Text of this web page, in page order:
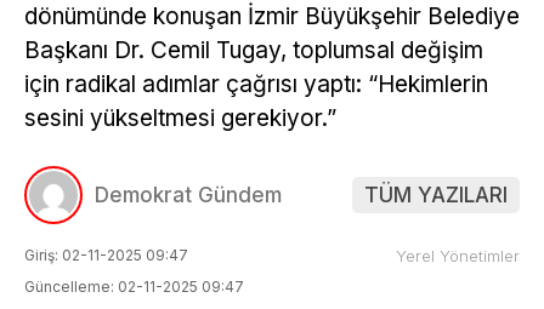
dönümünde konuşan İzmir Büyükşehir Belediye
Başkanı Dr. Cemil Tugay, toplumsal değişim
için radikal adımlar çağrısı yaptı: “Hekimlerin
sesini yükseltmesi gerekiyor.”
Demokrat Gündem TÜM YAZILARI
Giriş: 02-11-2025 09:47
Güncelleme: 02-11-2025 09:47
Yerel Yönetimler